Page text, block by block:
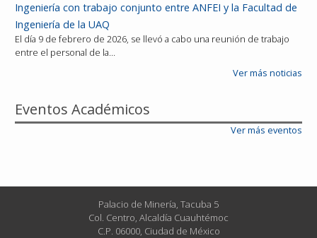
Ingeniería con trabajo conjunto entre ANFEI y la Facultad de
Ingeniería de la UAQ
El día 9 de febrero de 2026, se llevó a cabo una reunión de trabajo
entre el personal de la…
Ver más noticias
Eventos Académicos
Ver más eventos
Palacio de Minería, Tacuba 5
Col. Centro, Alcaldía Cuauhtémoc
C.P. 06000, Ciudad de México